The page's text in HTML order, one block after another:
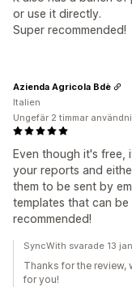
or use it directly.
Super recommended!
Even though it's free,
your reports and
them to be sent by
templates that can
recommended!
Azienda Agricola Bdè
Italien
Ungefär 2 timmar
SyncWith svarade 13
Thanks for the review,
for you!